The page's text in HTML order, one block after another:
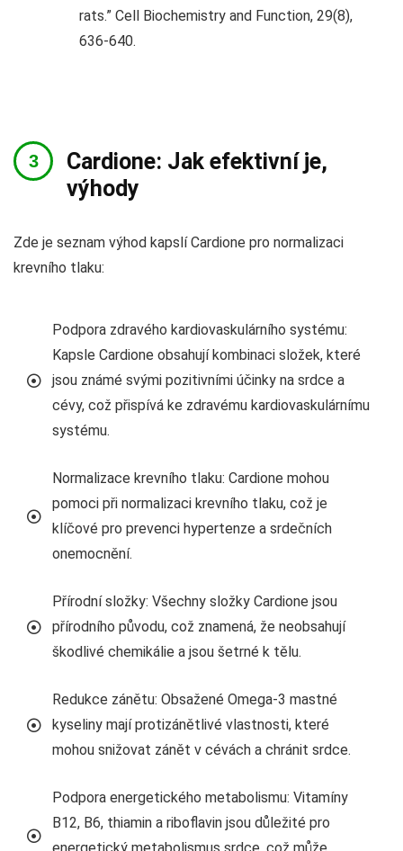
rats.” Cell Biochemistry and Function, 29(8),
636-640.
Cardione: Jak efektivní je,
výhody
Zde je seznam výhod kapslí Cardione pro normalizaci
krevního tlaku:
Podpora zdravého kardiovaskulárního systému:
Kapsle Cardione obsahují kombinaci složek, které
jsou známé svými pozitivními účinky na srdce a
cévy, což přispívá ke zdravému kardiovaskulárnímu
systému.
Normalizace krevního tlaku: Cardione mohou
pomoci při normalizaci krevního tlaku, což je
klíčové pro prevenci hypertenze a srdečních
onemocnění.
Přírodní složky: Všechny složky Cardione jsou
přírodního původu, což znamená, že neobsahují
škodlivé chemikálie a jsou šetrné k tělu.
Redukce zánětu: Obsažené Omega-3 mastné
kyseliny mají protizánětlivé vlastnosti, které
mohou snižovat zánět v cévách a chránit srdce.
Podpora energetického metabolismu: Vitamíny
B12, B6, thiamin a riboflavin jsou důležité pro